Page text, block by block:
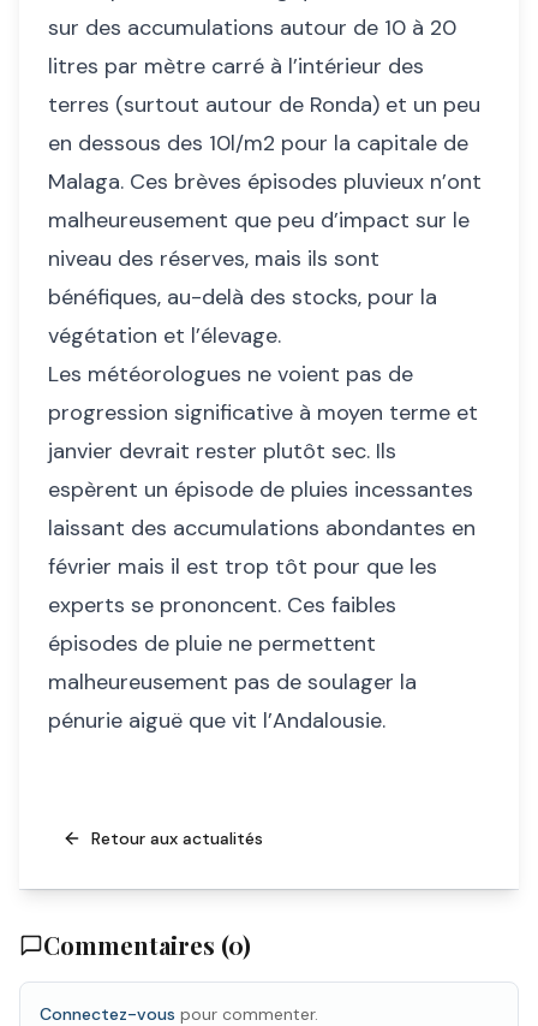
sur des accumulations autour de 10 à 20
litres par mètre carré à l’intérieur des
terres (surtout autour de Ronda) et un peu
en dessous des 10l/m2 pour la capitale de
Malaga. Ces brèves épisodes pluvieux n’ont
malheureusement que peu d’impact sur le
niveau des réserves, mais ils sont
bénéfiques, au-delà des stocks, pour la
végétation et l’élevage.
Les météorologues ne voient pas de
progression significative à moyen terme et
janvier devrait rester plutôt sec. Ils
espèrent un épisode de pluies incessantes
laissant des accumulations abondantes en
février mais il est trop tôt pour que les
experts se prononcent. Ces faibles
épisodes de pluie ne permettent
malheureusement pas de soulager la
pénurie aiguë que vit l’Andalousie.
Retour aux actualités
Commentaires (0)
Connectez-vous pour commenter.